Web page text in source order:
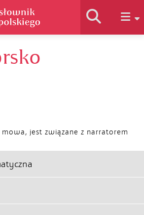
Historia słownika
jest związane z narratorem